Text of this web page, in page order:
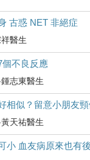
古惑 NET 非絕症
醫生
不良反應
志東醫生
相似？留意小朋友
天祐醫生
小 血友病原來也有